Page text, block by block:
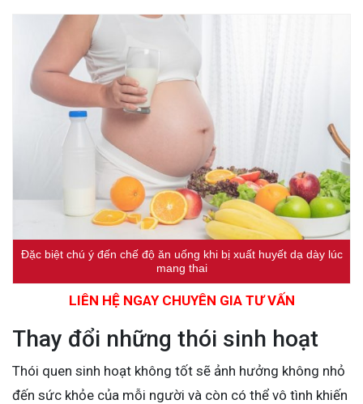
Đặc biệt chú ý đến chế độ ăn uống khi bị xuất huyết dạ dày lúc
mang thai
LIÊN HỆ NGAY CHUYÊN GIA TƯ VẤN
Thay đổi những thói sinh hoạt
Thói quen sinh hoạt không tốt sẽ ảnh hưởng không nhỏ
đến sức khỏe của mỗi người và còn có thể vô tình khiến